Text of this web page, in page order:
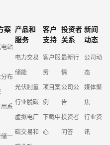
案
站
布
系
一
产品和
服务
电力交易
储能
光伏制氢
行业脱碳
虚拟电厂
碳交易和
客户
支持
客户服
务
项目案
例
下载中
心
投资者
关系
最新行
情
公司公
告
投资者
问答
新闻
动态
公司动
态
媒体聚
焦
行业资
讯